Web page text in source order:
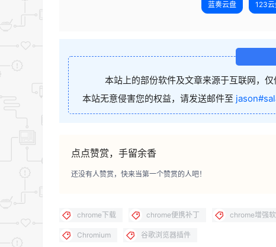
蓝奏云盘 123
本站上的部份软件及文章来源于互联网，
本站无意侵害您的权益，请发送邮件至
点点赞赏，手留余香
还没有人赞赏，快来当第一个赞赏的人吧！
chrome下载 chrome便携补丁 chrome增强
Chromium 谷歌浏览器插件